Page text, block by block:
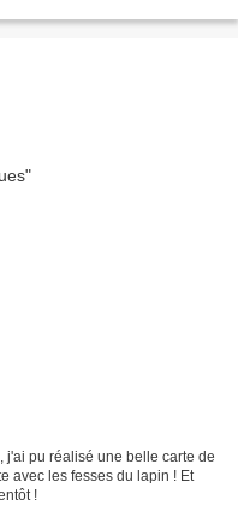
j'ai pu réalisé une belle carte de
avec les fesses du lapin ! Et
!